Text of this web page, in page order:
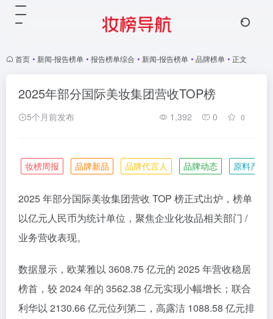
首页 • 新闻-报告榜单 • 报告榜单综合 • 新闻-报告榜单 • 品牌榜单 • 正文
2025年部分国际美妆集团营收TOP榜
5个月前发布 1,392 0 0
妆榜周报 品牌新品 品牌代言人 品牌动态 原料产业
2025 年部分国际美妆集团营收 TOP 榜正式出炉，榜单
以亿元人民币为统计单位，聚焦企业化妆品相关部门 /
业务营收表现。
数据显示，欧莱雅以 3608.75 亿元的 2025 年营收稳居
榜首，较 2024 年的 3562.38 亿元实现小幅增长；联合
利华以 2130.66 亿元位列第二，高露洁 1088.58 亿元排